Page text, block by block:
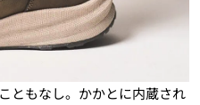
ともなし。かかとに内蔵され